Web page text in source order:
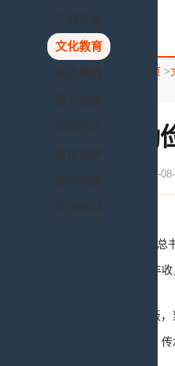
文化教育
热点舆情
魅力旅游
中国节会
名企名牌
资讯动态
文旅驿站
您所在的位置： 首页 >
成由
发布时间：2020-
中共中央
粮食生产连年丰
“一粥一饭
行勤俭的故事，